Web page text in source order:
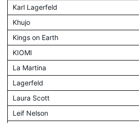
Karl Lagerfeld
Khujo
Kings on Earth
KIOMI
La Martina
Lagerfeld
Laura Scott
Leif Nelson